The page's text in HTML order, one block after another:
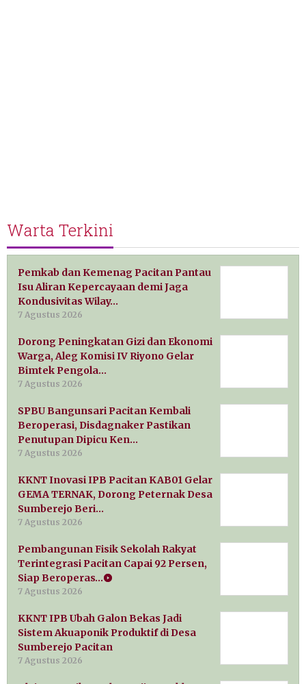
Warta Terkini
Pemkab dan Kemenag Pacitan Pantau
Isu Aliran Kepercayaan demi Jaga
Kondusivitas Wilay…
7 Agustus 2026
Dorong Peningkatan Gizi dan Ekonomi
Warga, Aleg Komisi IV Riyono Gelar
Bimtek Pengola…
7 Agustus 2026
SPBU Bangunsari Pacitan Kembali
Beroperasi, Disdagnaker Pastikan
Penutupan Dipicu Ken…
7 Agustus 2026
KKNT Inovasi IPB Pacitan KAB01 Gelar
GEMA TERNAK, Dorong Peternak Desa
Sumberejo Beri…
7 Agustus 2026
Pembangunan Fisik Sekolah Rakyat
Terintegrasi Pacitan Capai 92 Persen,
Siap Beroperas…
7 Agustus 2026
KKNT IPB Ubah Galon Bekas Jadi
Sistem Akuaponik Produktif di Desa
Sumberejo Pacitan
7 Agustus 2026